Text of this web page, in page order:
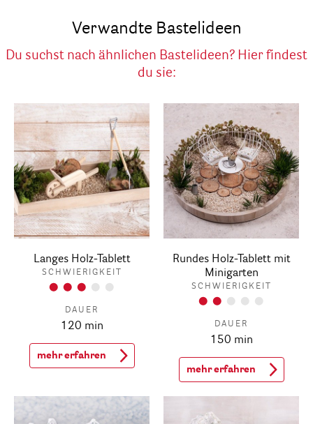
Verwandte Bastelideen
Du suchst nach ähnlichen Bastelideen? Hier findest
du sie:
Langes Holz-Tablett
SCHWIERIGKEIT
DAUER
120 min
mehr erfahren
Rundes Holz-Tablett mit
Minigarten
SCHWIERIGKEIT
DAUER
150 min
mehr erfahren